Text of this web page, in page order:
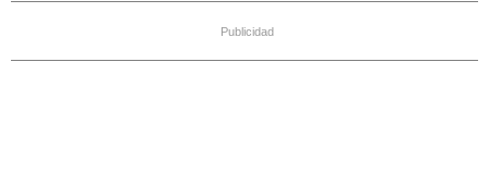
Publicidad